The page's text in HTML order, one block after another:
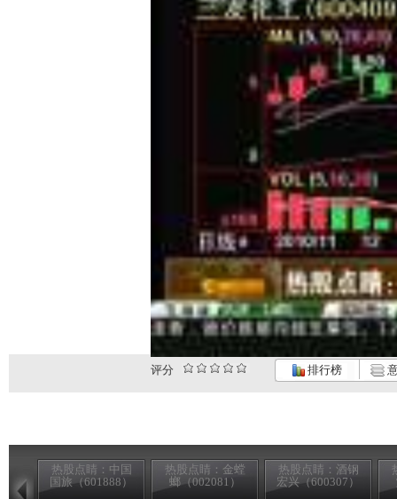
评分 排行榜
热股点睛：中国
国旅（601888）
热股点睛：金螳
螂（002081）
热股点睛：酒钢
宏兴（600307）